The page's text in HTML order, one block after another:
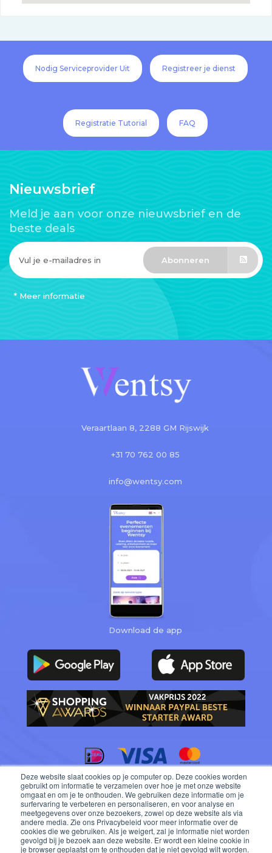
Deze website slaat cookies op je computer op. Deze cookies worden
gebruikt om informatie te verzamelen over hoe je met onze website
omgaat en om je te onthouden. We gebruiken deze informatie om je
surfervaring te verbeteren en personaliseren, en voor analyse en
meetgegevens over onze bezoekers, zowel op deze website als via
andere media. Zie ons Privacybeleid voor meer informatie over de
cookies die we gebruiken. Als je weigert, zal je informatie niet worden
gevolgd bij je bezoek aan deze website. Er wordt een kleine cookie in
je browser geplaatst om te onthouden dat je niet gevolgd wilt worden.
Nodig Serviceprovider Uit Registreer je dienst
Registratie Tutorial FAQ
Nieuwsbrief
Meld je aan voor onze nieuwsbrief en de
beste deals
Abonneren
* Meer informatie
Veraartlaan 8, 2288 GM Rijswijk
+31 70 762 00 85
info@wentsy.com
Download de app
blog.wentsy.com